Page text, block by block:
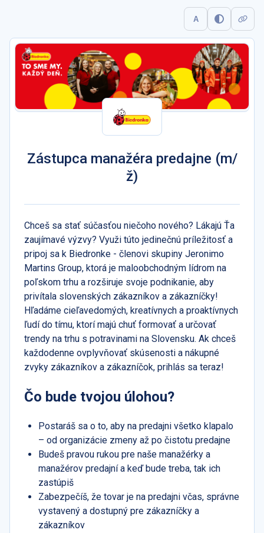
A
Zástupca manažéra predajne (m/
ž)
Chceš sa stať súčasťou niečoho nového? Lákajú Ťa
zaujímavé výzvy? Využi túto jedinečnú príležitosť a
pripoj sa k Biedronke - členovi skupiny Jeronimo
Martins Group, ktorá je maloobchodným lídrom na
poľskom trhu a rozširuje svoje podnikanie, aby
privítala slovenských zákazníkov a zákazníčky!
Hľadáme cieľavedomých, kreatívnych a proaktívnych
ľudí do tímu, ktorí majú chuť formovať a určovať
trendy na trhu s potravinami na Slovensku. Ak chceš
každodenne ovplyvňovať skúsenosti a nákupné
zvyky zákazníkov a zákazníčok, prihlás sa teraz!
Čo bude tvojou úlohou?
Postaráš sa o to, aby na predajni všetko klapalo
– od organizácie zmeny až po čistotu predajne
Budeš pravou rukou pre naše manažérky a
manažérov predajní a keď bude treba, tak ich
zastúpiš
Zabezpečíš, že tovar je na predajni včas, správne
vystavený a dostupný pre zákazníčky a
zákazníkov